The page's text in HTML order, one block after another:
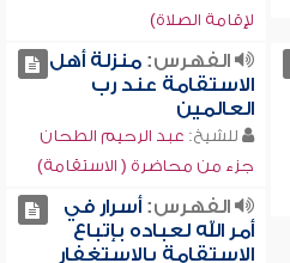
لإقامة الصلاة)
الفهرس:منزلة أهل
الاستقامة عند رب
العالمين
للشيخ: عبد الرحيم الطحان
جزء من محاضرة ( الاستقامة)
الفهرس:أسرار في
أمر الله لعباده بإتباع
الاستقامة بالاستغفار